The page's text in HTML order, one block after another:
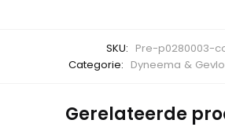
SKU: Pre-p0280003-
Categorie: Dyneema &
Gerelateerde